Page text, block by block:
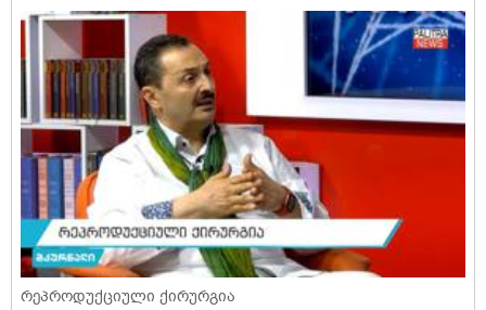
რეპროდუქციული ქირურგია